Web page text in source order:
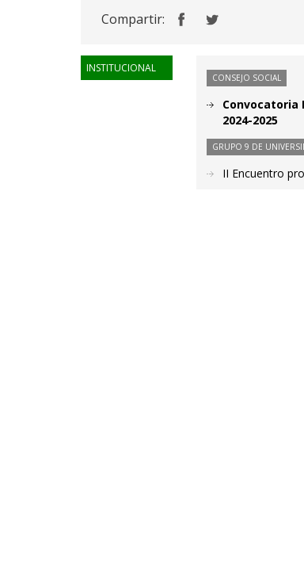
Compartir:
INSTITUCIONAL
CONSEJO SOCIAL
Convocatoria
2024-2025
GRUPO 9 DE
II Encuentro